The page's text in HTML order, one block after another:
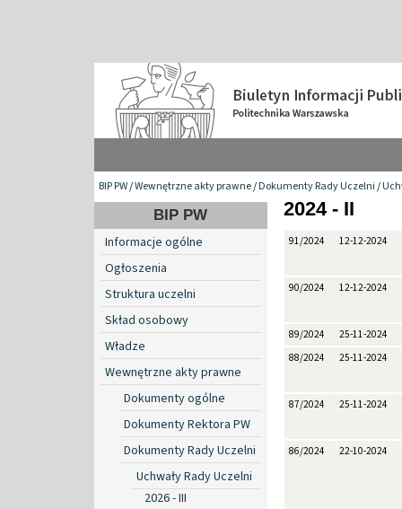
BIP PW/Wewnętrzne akty prawne/Dokumenty Rady Uczelni/
BIP PW
Informacje ogólne
Ogłoszenia
Struktura uczelni
Skład osobowy
Władze
Wewnętrzne akty prawne
Dokumenty ogólne
Dokumenty Rektora PW
Dokumenty Rady Uczelni
Uchwały Rady Uczelni
2026 - III
2024 - II
91/2024 12-12-2024
90/2024 12-12-2024
89/2024
25-11-2024
88/2024
25-11-2024
87/2024 25-11-2024
86/2024 22-10-2024